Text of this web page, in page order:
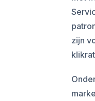
zijn